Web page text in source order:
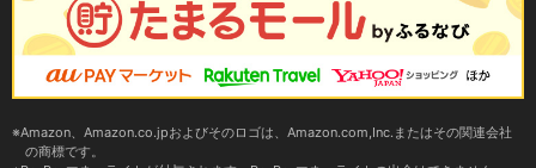
Amazon、Amazon.co.jpおよびそのロゴは、Amazon.com,Inc.またはその関連会社
の商標です。